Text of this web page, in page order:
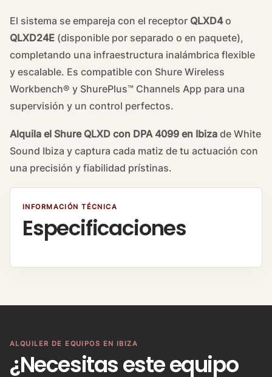
El sistema se empareja con el receptor QLXD4o
QLXD24E (disponible por separado o en paquete),
completando una infraestructura inalámbrica flexible
y escalable. Es compatible con Shure Wireless
Workbench® y ShurePlus™ Channels App para una
supervisión y un control perfectos.
Alquila el Shure QLXD con DPA 4099 en Ibiza de White
Sound Ibiza y captura cada matiz de tu actuación con
una precisión y fiabilidad prístinas.
INFORMACIÓN TÉCNICA
Especificaciones
ALQUILER DE EQUIPOS EN IBIZA
¿Necesitas este equipo